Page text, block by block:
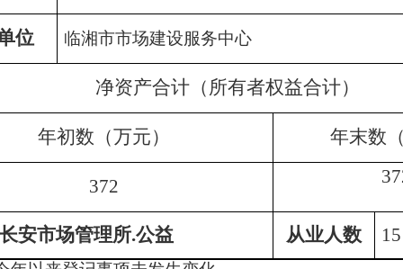
位 临湘市市场建设服务中心
净资产合计（所有者权益合计）
年初数（万元） 年末数
372
安市场管理所.公益 从业人数 15